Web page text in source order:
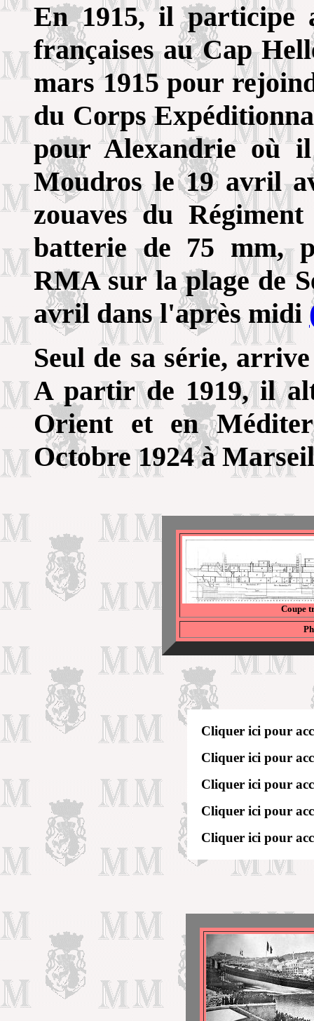
En 1915, il participe
françaises au Cap
mars 1915 pour
du Corps
pour Alexandrie où
Moudros le 19 avril
zouaves du
batterie de 75 mm,
RMA sur la plage de
avril dans l'après midi
Seul de sa série,
A partir de 1919, il
Orient et en
Octobre 1924 à
Coupe
Cliquer ici pour
Cliquer ici pour
Cliquer ici pour
Cliquer ici pour
Cliquer ici pour